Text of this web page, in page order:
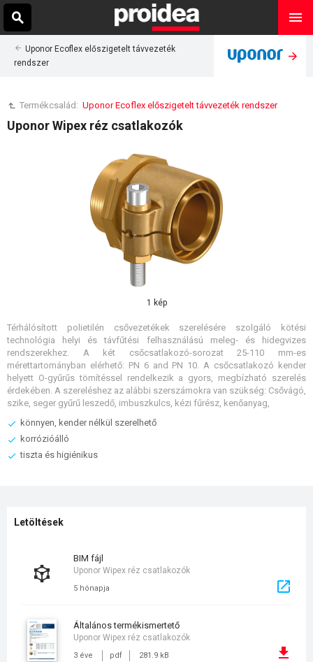
Uponor Ecoflex előszigetelt távvezeték
rendszer
Termékcsalád: Uponor Ecoflex előszigetelt távvezeték rendszer
Uponor Wipex réz csatlakozók
1 kép
Térhálósított polietilén csővezetékek szerelésére szolgáló kötési
technológia helyi és távfűtési felhasználású meleg- és hidegvizes
rendszerekhez. A két csőcsatlakozó-sorozat 25-110 mm-es
mérettartományban elérhető: PN 6 and PN 10. A csőcsatlakozó kender
helyett O-gyűrűs tömítéssel rendelkezik a gyors, megbízható szerelés
érdekében. A szereléshez az alábbi szerszámokra van szükség: Csővágó,
szike, seger gyűrű leszedő, imbuszkulcs, kézi fűrész, kenőanyag,
könnyen, kender nélkül szerelhető
korrózióálló
tiszta és higiénikus
Letöltések
BIM fájl
5 hónapja
Uponor Wipex réz csatlakozók
általános termékismertető
3 éve pdf 281.9 kB
Uponor Wipex réz csatlakozók